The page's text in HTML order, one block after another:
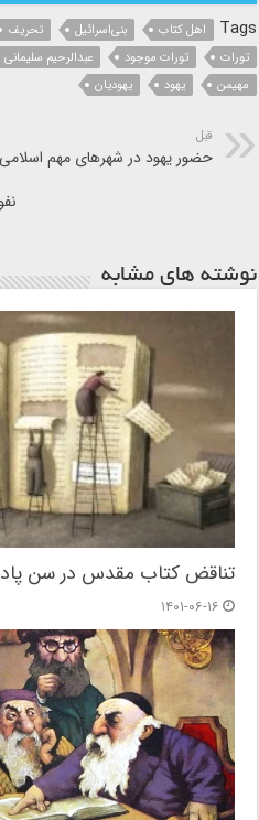
Tags اهل کتاب بنی‌اسرائیل تحریف
تورات
تورات موجود عبدالرحیم سلیمانی
مهیمن
یهود یهودیان
قبل
حضور یهود در شهرهای مهم اسلامی
نوشته های مشابه
تناقض کتاب مقدس در سن
۱۴۰۱-۰۶-۱۶